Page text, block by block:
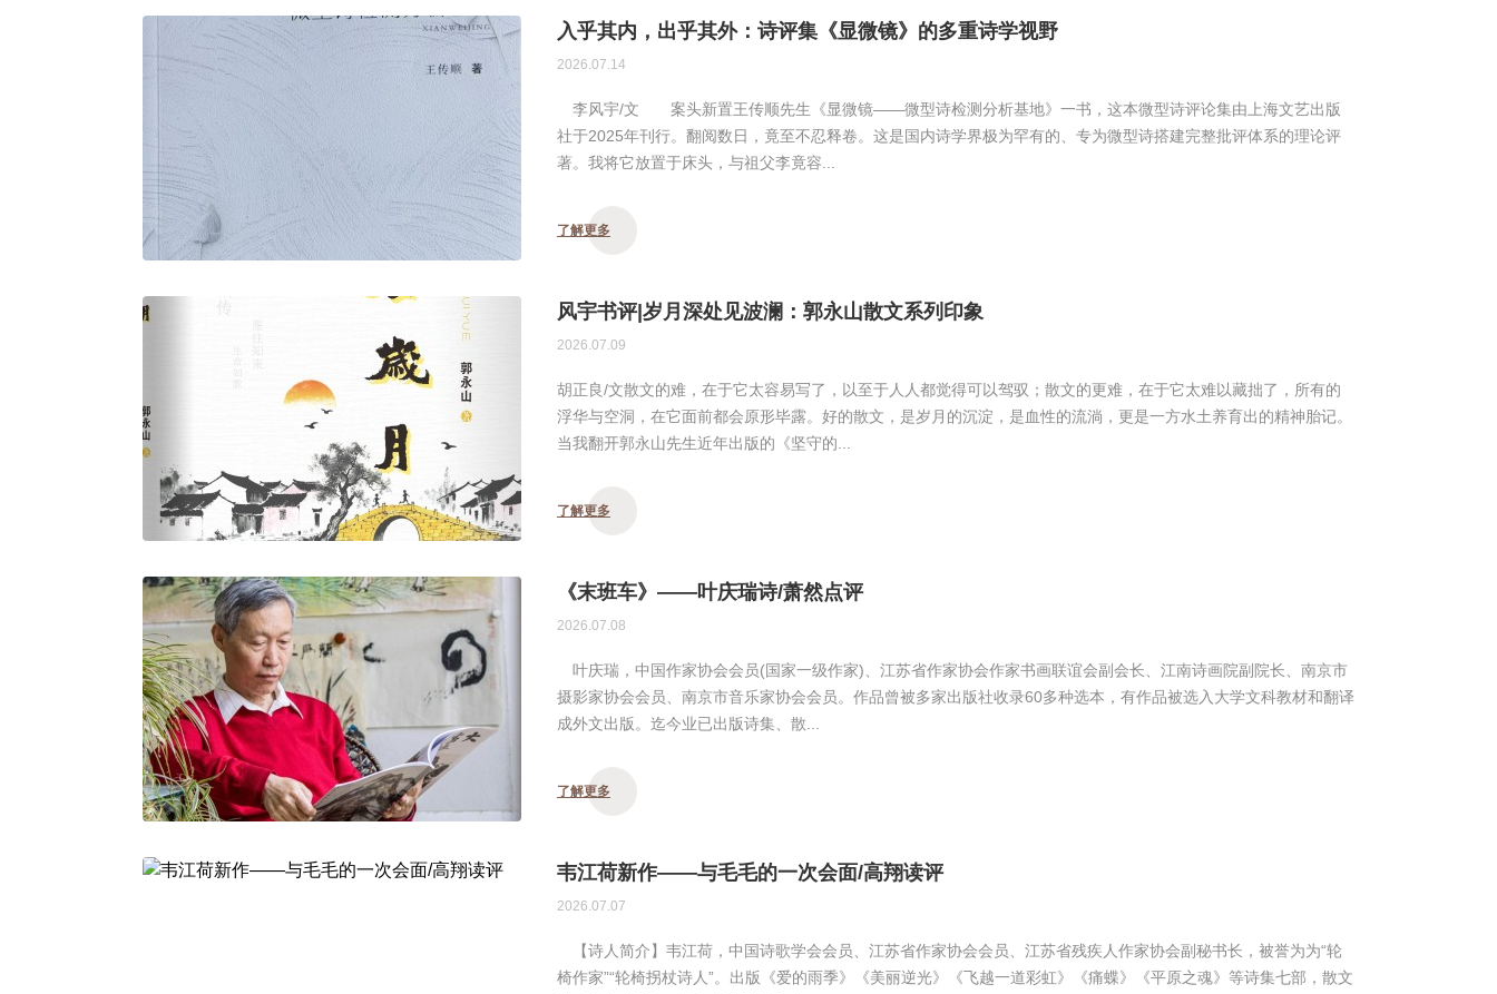
入乎其内，出乎其外：诗评集《显微镜》的多重诗学视野
2026.07.14
李风宇/文 案头新置王传顺先生《显微镜——微型诗检测分析基地》一书，这本微型诗评论集由上海文艺出版
社于2025年刊行。翻阅数日，竟至不忍释卷。这是国内诗学界极为罕有的、专为微型诗搭建完整批评体系的理论评
著。我将它放置于床头，与祖父李竟容...
了解更多
风宇书评|岁月深处见波澜：郭永山散文系列印象
2026.07.09
胡正良/文散文的难，在于它太容易写了，以至于人人都觉得可以驾驭；散文的更难，在于它太难以藏拙了，所有的
浮华与空洞，在它面前都会原形毕露。好的散文，是岁月的沉淀，是血性的流淌，更是一方水土养育出的精神胎记。
当我翻开郭永山先生近年出版的《坚守的...
了解更多
《末班车》——叶庆瑞诗/萧然点评
2026.07.08
叶庆瑞，中国作家协会会员(国家一级作家)、江苏省作家协会作家书画联谊会副会长、江南诗画院副院长、南京市
摄影家协会会员、南京市音乐家协会会员。作品曾被多家出版社收录60多种选本，有作品被选入大学文科教材和翻译
成外文出版。迄今业已出版诗集、散...
了解更多
韦江荷新作——与毛毛的一次会面/高翔读评
2026.07.07
【诗人简介】韦江荷，中国诗歌学会会员、江苏省作家协会会员、江苏省残疾人作家协会副秘书长，被誉为为“轮
椅作家”“轮椅拐杖诗人”。出版《爱的雨季》《美丽逆光》《飞越一道彩虹》《痛蝶》《平原之魂》等诗集七部，散文